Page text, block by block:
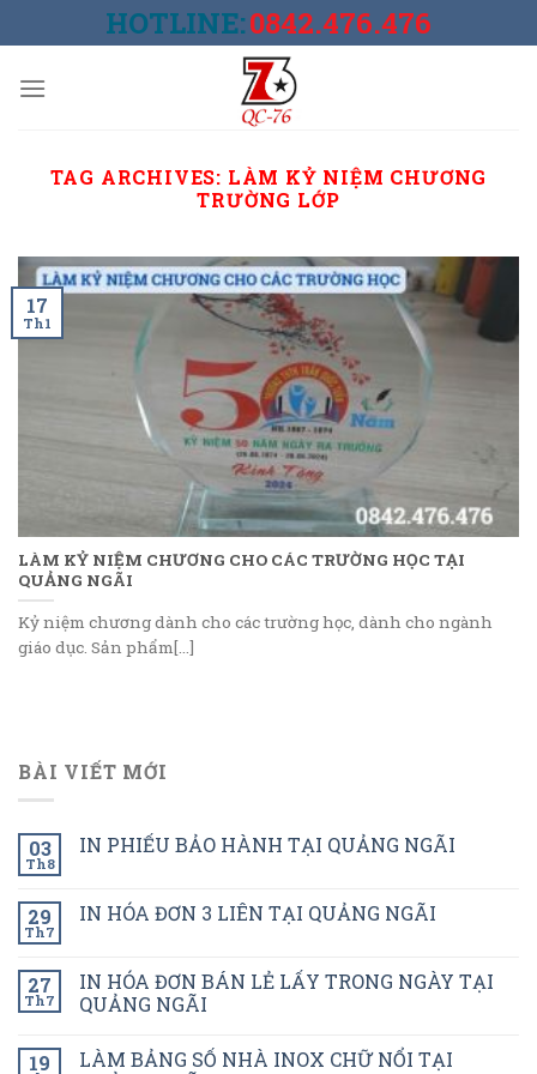
to
HOTLINE:0842.476.476
TAG ARCHIVES: LÀM KỶ NIỆM CHƯƠNG
TRƯỜNG LỚP
LÀM KỶ NIỆM CHƯƠNG CHO CÁC TRƯỜNG HỌC TẠI
QUẢNG NGÃI
Kỷ niệm chương dành cho các trường học, dành cho ngành
giáo dục. Sản phẩm[...]
17
Th1
BÀI VIẾT MỚI
03
Th8
IN PHIẾU BẢO HÀNH TẠI QUẢNG NGÃI
29
Th7
IN HÓA ĐƠN 3 LIÊN TẠI QUẢNG NGÃI
27
Th7
IN HÓA ĐƠN BÁN LẺ LẤY TRONG NGÀY TẠI
QUẢNG NGÃI
19
LÀM BẢNG SỐ NHÀ INOX CHỮ NỔI TẠI